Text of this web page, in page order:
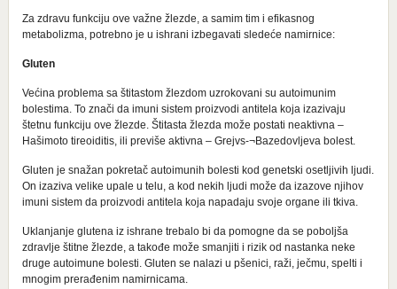
Za zdravu funkciju ove važne žlezde, a samim tim i efikasnog
metabolizma, potrebno je u ishrani izbegavati sledeće namirnice:
Gluten
Većina problema sa štitastom žlezdom uzrokovani su autoimunim
bolestima. To znači da imuni sistem proizvodi antitela koja izazivaju
štetnu funkciju ove žlezde. Štitasta žlezda može postati neaktivna –
Hašimoto tireoiditis, ili previše aktivna – Grejvs-¬Bazedovljeva bolest.
Gluten je snažan pokretač autoimunih bolesti kod genetski osetljivih ljudi.
On izaziva velike upale u telu, a kod nekih ljudi može da izazove njihov
imuni sistem da proizvodi antitela koja napadaju svoje organe ili tkiva.
Uklanjanje glutena iz ishrane trebalo bi da pomogne da se poboljša
zdravlje štitne žlezde, a takođe može smanjiti i rizik od nastanka neke
druge autoimune bolesti. Gluten se nalazi u pšenici, raži, ječmu, spelti i
mnogim prerađenim namirnicama.